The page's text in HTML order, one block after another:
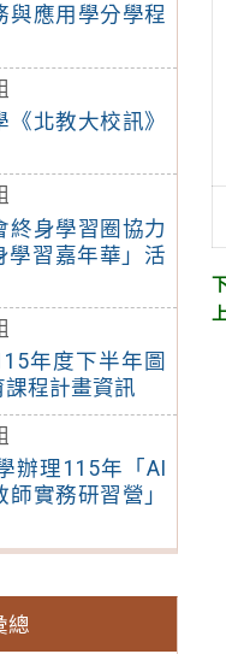
與應用學分學程
北教大校訊》
終身學習圈協力
學習嘉年華」活
年度下半年圖
程計畫資訊
辦理115年「AI
實務研習營」
總